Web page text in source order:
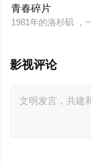
青春碎片
1981年的洛杉矶 ，
影视评论